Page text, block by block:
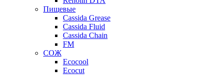
Пищевые
Cassida Grease
Cassida Fluid
Cassida Chain
FM
СОЖ
Ecocool
Ecocut